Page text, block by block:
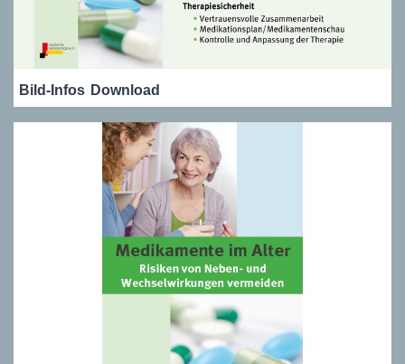
Bild-Infos Download